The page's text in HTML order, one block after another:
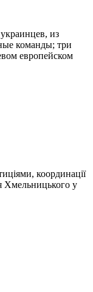
из
команды; три
европейском
координації
Хмельницького у